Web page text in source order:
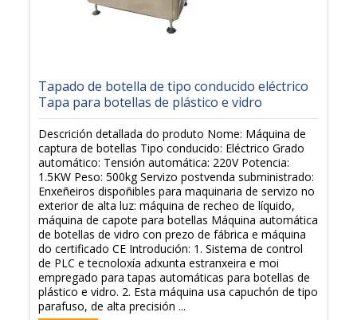
Tapado de botella de tipo conducido eléctrico
Tapa para botellas de plástico e vidro
Descrición detallada do produto Nome: Máquina de
captura de botellas Tipo conducido: Eléctrico Grado
automático: Tensión automática: 220V Potencia:
1.5KW Peso: 500kg Servizo postvenda subministrado:
Enxeñeiros dispoñibles para maquinaria de servizo no
exterior de alta luz: máquina de recheo de líquido,
máquina de capote para botellas Máquina automática
de botellas de vidro con prezo de fábrica e máquina
do certificado CE Introdución: 1. Sistema de control
de PLC e tecnoloxía adxunta estranxeira e moi
empregado para tapas automáticas para botellas de
plástico e vidro. 2. Esta máquina usa capuchón de tipo
parafuso, de alta precisión ...